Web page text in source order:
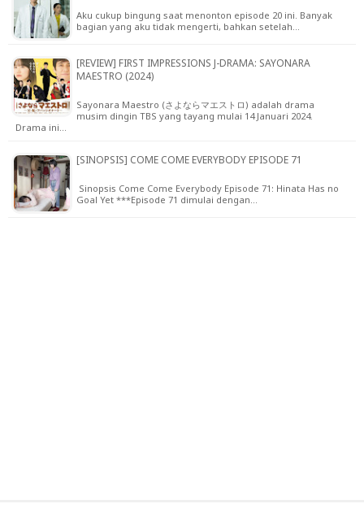
Aku cukup bingung saat menonton episode 20 ini. Banyak
bagian yang aku tidak mengerti, bahkan setelah…
[REVIEW] FIRST IMPRESSIONS J-DRAMA: SAYONARA
MAESTRO (2024)
Sayonara Maestro (さよならマエストロ) adalah drama
musim dingin TBS yang tayang mulai 14 Januari 2024.
Drama ini…
[SINOPSIS] COME COME EVERYBODY EPISODE 71
Sinopsis Come Come Everybody Episode 71: Hinata Has no
Goal Yet ***Episode 71 dimulai dengan…